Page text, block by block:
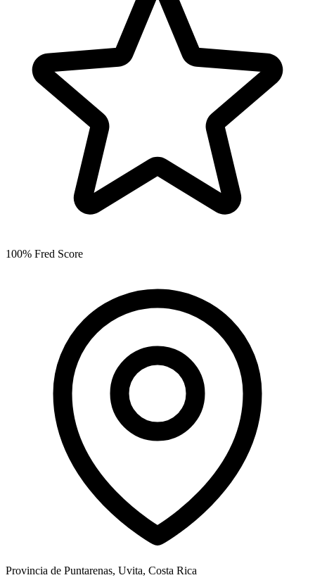
100% Fred Score
Provincia de Puntarenas, Uvita, Costa Rica